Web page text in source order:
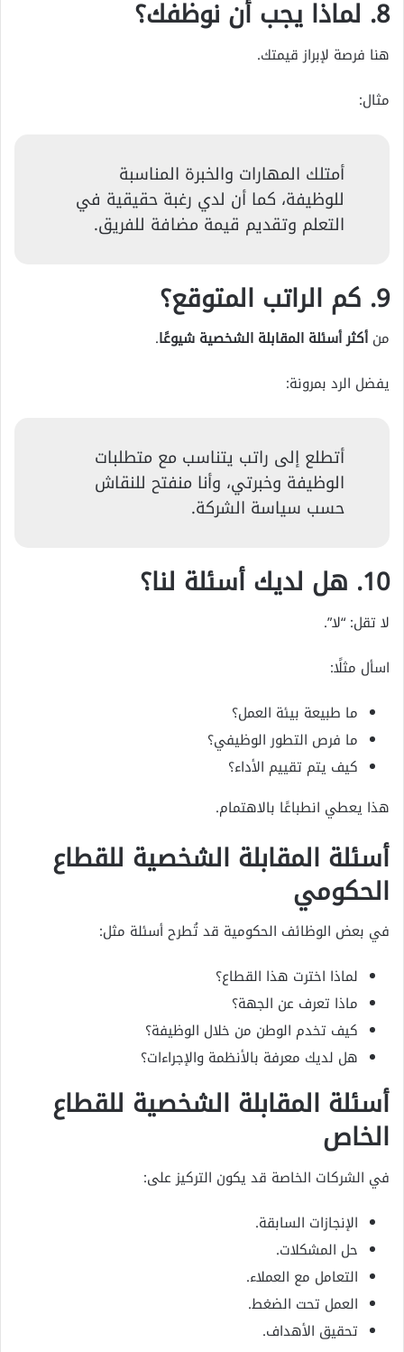
8. لماذا يجب أن نوظفك؟
هنا فرصة لإبراز قيمتك.
مثال:
أمتلك المهارات والخبرة المناسبة
للوظيفة، كما أن لدي رغبة حقيقية في
التعلم وتقديم قيمة مضافة للفريق.
9. كم الراتب المتوقع؟
من أكثر أسئلة المقابلة الشخصية شيوعًا.
يفضل الرد بمرونة:
أتطلع إلى راتب يتناسب مع متطلبات
الوظيفة وخبرتي، وأنا منفتح للنقاش
حسب سياسة الشركة.
10. هل لديك أسئلة لنا؟
لا تقل: “لا”.
اسأل مثلًا:
ما طبيعة بيئة العمل؟
ما فرص التطور الوظيفي؟
كيف يتم تقييم الأداء؟
هذا يعطي انطباعًا بالاهتمام.
أسئلة المقابلة الشخصية للقطاع
الحكومي
في بعض الوظائف الحكومية قد تُطرح أسئلة مثل:
لماذا اخترت هذا القطاع؟
ماذا تعرف عن الجهة؟
كيف تخدم الوطن من خلال الوظيفة؟
هل لديك معرفة بالأنظمة والإجراءات؟
أسئلة المقابلة الشخصية للقطاع
الخاص
في الشركات الخاصة قد يكون التركيز على:
الإنجازات السابقة.
حل المشكلات.
التعامل مع العملاء.
العمل تحت الضغط.
تحقيق الأهداف.